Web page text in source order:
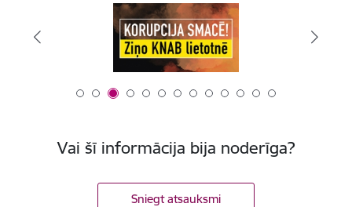
Vai šī informācija bija noderīga?
Sniegt atsauksmi